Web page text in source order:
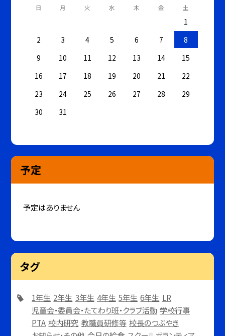
日 月 火 水 木 金 土
1
2
3 4 5 6 7
8
9
10 11 12 13 14
15
16
17 18 19 20 21
22
23
24 25 26 27 28
29
30
31
予定
予定はありません
タグ
1年生 2年生 3年生 4年生 5年生 6年生 LR
児童会・委員会・たてわり班・クラブ活動 学校行事
PTA 校内研究 教職員研修等 校長のつぶやき